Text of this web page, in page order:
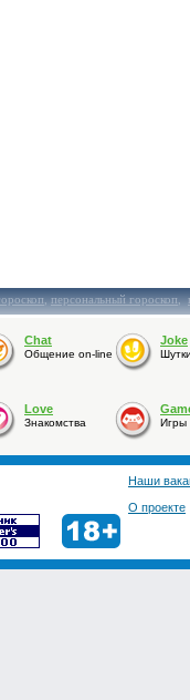
,персональный гороскоп,
Chat
Общение on-line
Joke
Love
Знакомства Игры
Наши
О проекте